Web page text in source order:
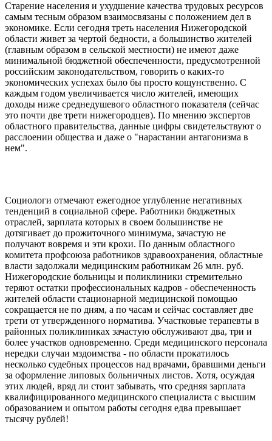
Старение населения и ухудшение качества трудовых ресурсов
самым тесным образом взаимосвязаны с положением дел в
экономике. Если сегодня треть населения Нижегородской
области живет за чертой бедности, а большинство жителей
(главным образом в сельской местности) не имеют даже
минимальной бюджетной обеспеченности, предусмотренной
российским законодательством, говорить о каких-то
экономических успехах было бы просто кощунственно. С
каждым годом увеличивается число жителей, имеющих
доходы ниже среднедушевого областного показателя (сейчас
это почти две трети нижегородцев). По мнению экспертов
областного правительства, данные цифры свидетельствуют о
расслоении общества и даже о "нарастании антагонизма в
нем".
Социологи отмечают ежегодное углубление негативных
тенденций в социальной сфере. Работники бюджетных
отраслей, зарплата которых в своем большинстве не
дотягивает до прожиточного минимума, зачастую не
получают вовремя и эти крохи. По данным областного
комитета профсоюза работников здравоохранения, областные
власти задолжали медицинским работникам 26 млн. руб.
Нижегородские больницы и поликлиники стремительно
теряют остатки профессиональных кадров - обеспеченность
жителей области стационарной медицинской помощью
сокращается не по дням, а по часам и сейчас составляет две
трети от утвержденного норматива. Участковые терапевты в
районных поликлиниках зачастую обслуживают два, три и
более участков одновременно. Среди медицинского персонала
нередки случаи мздоимства - по области прокатилось
несколько судебных процессов над врачами, бравшими деньги
за оформление липовых больничных листов. Хотя, осуждая
этих людей, вряд ли стоит забывать, что средняя зарплата
квалифицированного медицинского специалиста с высшим
образованием и опытом работы сегодня едва превышает
тысячу рублей!